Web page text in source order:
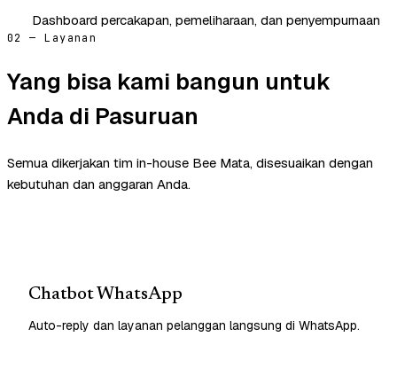
Dashboard percakapan, pemeliharaan, dan penyempurnaan
02 — Layanan
Yang bisa kami bangun untuk
Anda di Pasuruan
Semua dikerjakan tim in-house Bee Mata, disesuaikan dengan
kebutuhan dan anggaran Anda.
Chatbot WhatsApp
Auto-reply dan layanan pelanggan langsung di WhatsApp.